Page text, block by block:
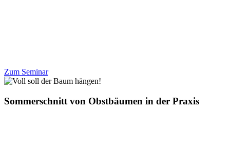
Zum Seminar
Sommerschnitt von Obstbäumen in der Praxis